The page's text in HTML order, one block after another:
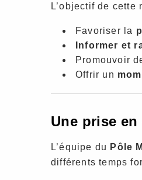
L’objectif de cette
Favoriser la
Informer et
Promouvoir
Offrir un
Une prise
L’équipe du Pôle
différents temps